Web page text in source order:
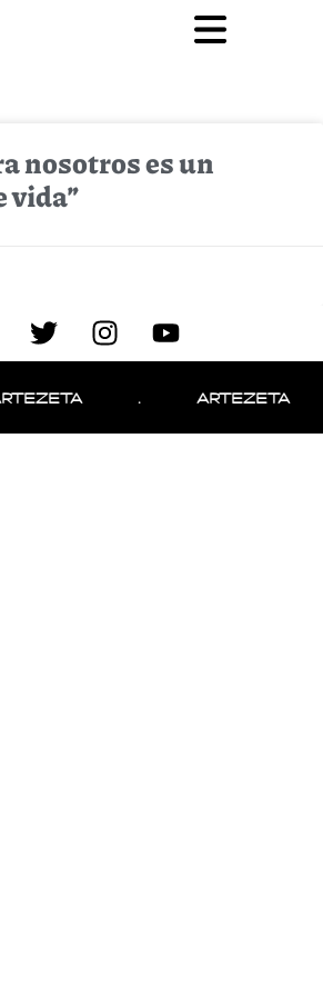
nosotros es un
vida”
ARTEZETA